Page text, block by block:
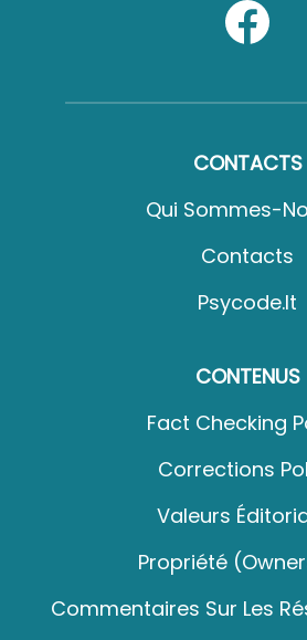
CONTACTS
Qui Sommes-
Contacts
Psycode.it
CONTENUS
Fact Checking
Corrections
Valeurs
Propriété
Commentaires Sur Les